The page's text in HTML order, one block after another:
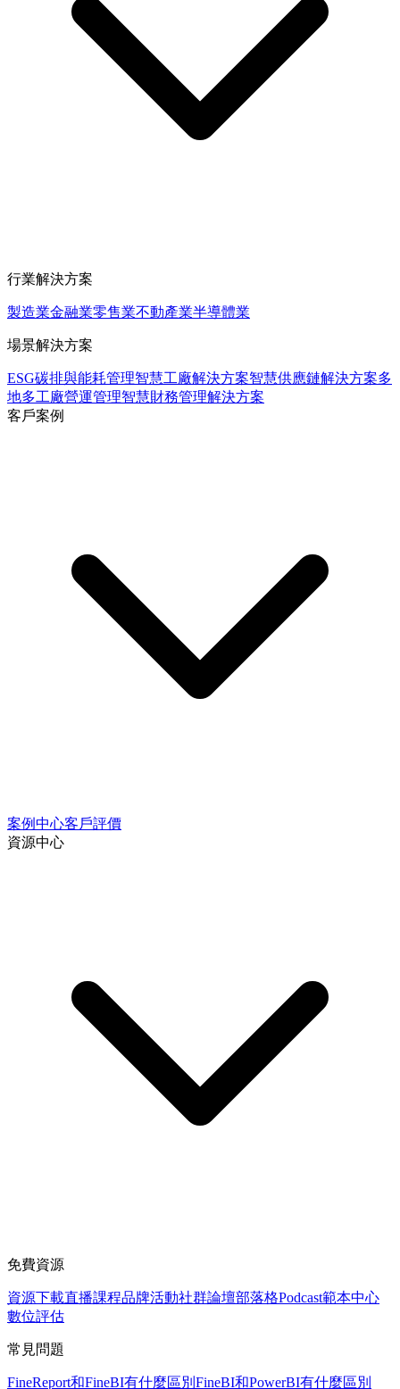
行業解決方案
製造業金融業零售業不動產業半導體業
場景解決方案
ESG碳排與能耗管理智慧工廠解決方案智慧供應鏈解決方案多
地多工廠營運管理智慧財務管理解決方案
客戶案例
案例中心客戶評價
資源中心
免費資源
資源下載直播課程品牌活動社群論壇部落格Podcast範本中心
數位評估
常見問題
FineReport和FineBI有什麼區別 FineBI和PowerBI有什麼區別